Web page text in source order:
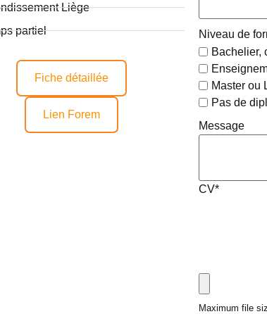
Liège
partiel
Fiche détaillée
Lien Forem
Niveau de
Bachelier,
Master ou
Pas de
Message
CV*
Maximum file